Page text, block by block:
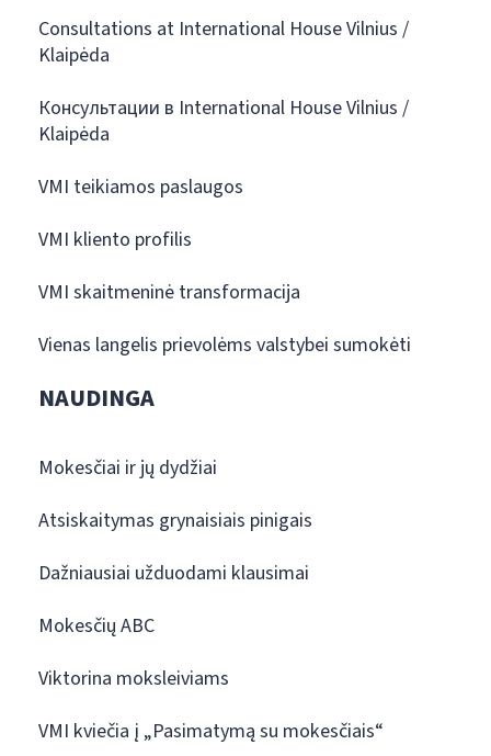
Consultations at International House Vilnius /
Klaipėda
Консультации в International House Vilnius /
Klaipėda
VMI teikiamos paslaugos
VMI kliento profilis
VMI skaitmeninė transformacija
Vienas langelis prievolėms valstybei sumokėti
NAUDINGA
Mokesčiai ir jų dydžiai
Atsiskaitymas grynaisiais pinigais
Dažniausiai užduodami klausimai
Mokesčių ABC
Viktorina moksleiviams
VMI kviečia į „Pasimatymą su mokesčiais“